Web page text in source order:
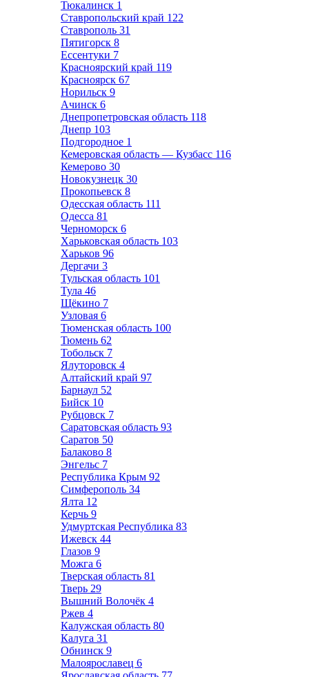
Тюкалинск 1
Ставропольский край 122
Ставрополь 31
Пятигорск 8
Ессентуки 7
Красноярский край 119
Красноярск 67
Норильск 9
Ачинск 6
Днепропетровская область 118
Днепр 103
Подгородное 1
Кемеровская область — Кузбасс 116
Кемерово 30
Новокузнецк 30
Прокопьевск 8
Одесская область 111
Одесса 81
Черноморск 6
Харьковская область 103
Харьков 96
Дергачи 3
Тульская область 101
Тула 46
Щёкино 7
Узловая 6
Тюменская область 100
Тюмень 62
Тобольск 7
Ялуторовск 4
Алтайский край 97
Барнаул 52
Бийск 10
Рубцовск 7
Саратовская область 93
Саратов 50
Балаково 8
Энгельс 7
Республика Крым 92
Симферополь 34
Ялта 12
Керчь 9
Удмуртская Республика 83
Ижевск 44
Глазов 9
Можга 6
Тверская область 81
Тверь 29
Вышний Волочёк 4
Ржев 4
Калужская область 80
Калуга 31
Обнинск 9
Малоярославец 6